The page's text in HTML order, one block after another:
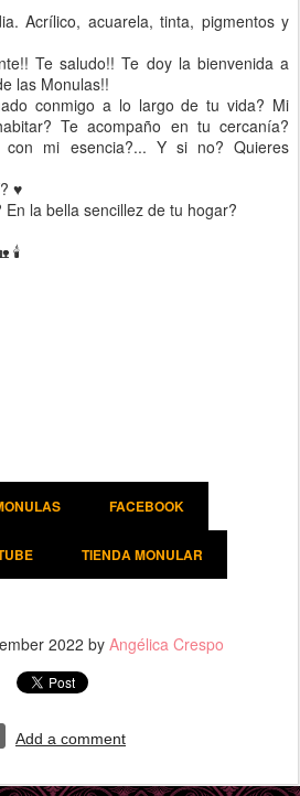
Acrílico, acuarela, tinta, pigmentos y
Te saludo!! Te doy la bienvenida a
las Monulas!!
conmigo a lo largo de tu vida? Mi
Te acompaño en tu cercanía?
con mi esencia?... Y si no? Quieres
♥️
la bella sencillez de tu hogar?
FACEBOOK
TIENDA MONULAR
2022 by Angélica Crespo
Add a comment